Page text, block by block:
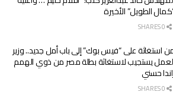
الطويل” الأخيرة
استغاثة على “فيس بوك” إلى باب أمل جديد.. وزير
يستجيب لاستغاثة بطلة مصر من ذوي الهمم
حسني